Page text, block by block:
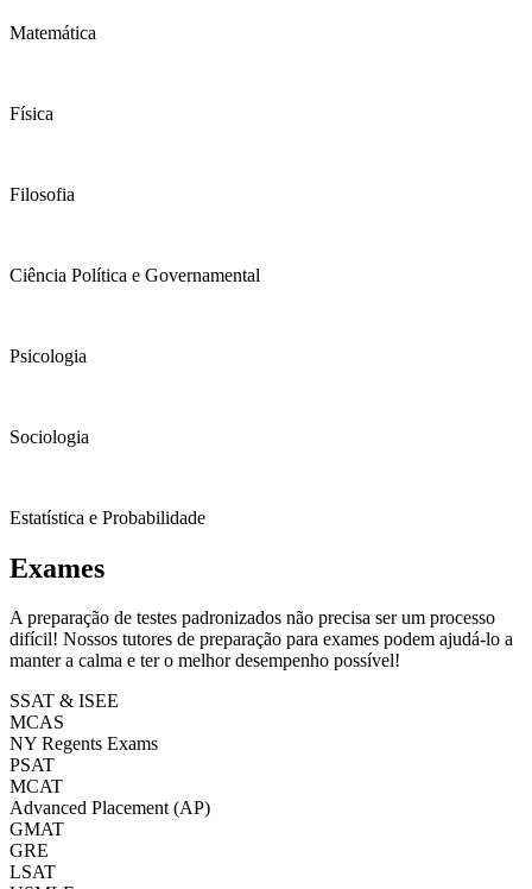
Matemática
Física
Filosofia
Ciência Política e Governamental
Psicologia
Sociologia
Estatística e Probabilidade
Exames
A preparação de testes padronizados não precisa ser um processo
difícil! Nossos tutores de preparação para exames podem ajudá-lo a
manter a calma e ter o melhor desempenho possível!
SSAT & ISEE
MCAS
NY Regents Exams
PSAT
MCAT
Advanced Placement (AP)
GMAT
GRE
LSAT